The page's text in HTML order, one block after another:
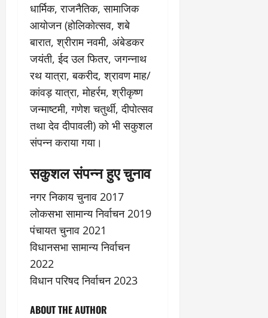
धार्मिक, राजनैतिक, सामाजिक
आयोजन (होलिकोत्सव, शबे
बारात, श्रीराम नवमी, अंबेडकर
जयंती, ईद उल फितर, जगन्नाथ
रथ यात्रा, बकरीद, श्रावण माह/
कांवड़ यात्रा, मोहर्रम, श्रीकृष्ण
जन्माष्टमी, गणेश चतुर्थी, दीपोत्सव
तथा देव दीपावली) को भी सकुशल
संपन्न कराया गया।
सकुशल संपन्न हुए चुनाव
नगर निकाय चुनाव 2017
लोकसभा सामान्य निर्वाचन 2019
पंचायत चुनाव 2021
विधानसभा सामान्य निर्वाचन
2022
विधान परिषद निर्वाचन 2023
ABOUT THE AUTHOR